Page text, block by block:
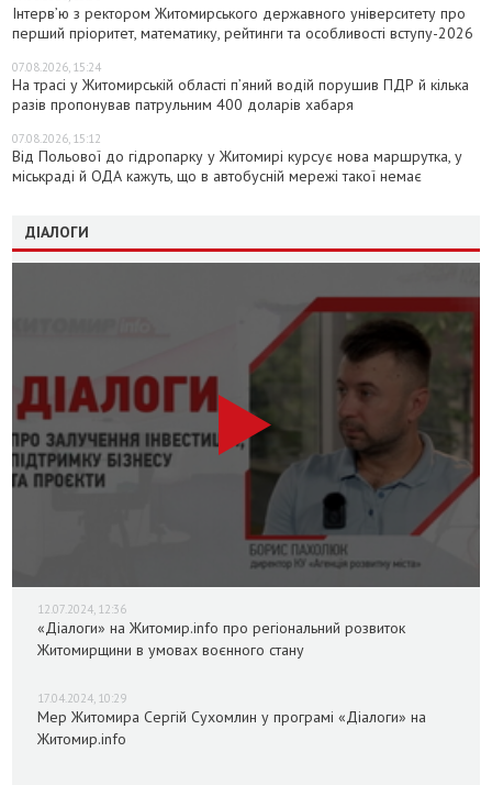
Інтерв’ю з ректором Житомирського державного університету про
перший пріоритет, математику, рейтинги та особливості вступу-2026
07.08.2026, 15:24
На трасі у Житомирській області п’яний водій порушив ПДР й кілька
разів пропонував патрульним 400 доларів хабаря
07.08.2026, 15:12
Від Польової до гідропарку у Житомирі курсує нова маршрутка, у
міськраді й ОДА кажуть, що в автобусній мережі такої немає
ДІАЛОГИ
12.07.2024, 12:36
«Діалоги» на Житомир.info про регіональний розвиток
Житомирщини в умовах воєнного стану
17.04.2024, 10:29
Мер Житомира Сергій Сухомлин у програмі «Діалоги» на
Житомир.info